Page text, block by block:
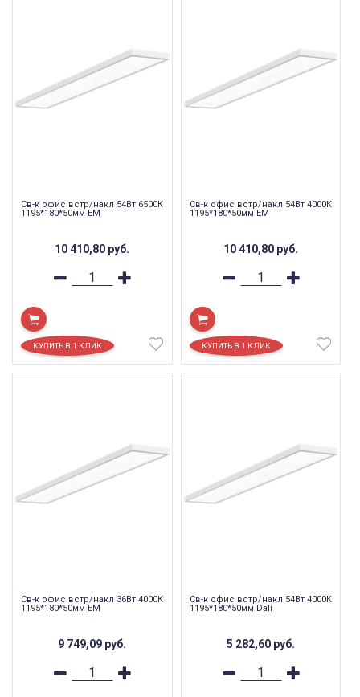
Св-к офис встр/накл 54Вт 6500К
1195*180*50мм EM
10 410,80 руб.
Св-к офис встр/накл 54Вт 4000К
1195*180*50мм EM
10 410,80 руб.
Св-к офис встр/накл 36Вт 4000К
1195*180*50мм EM
9 749,09 руб.
Св-к офис встр/накл 54Вт 4000К
1195*180*50мм Dali
5 282,60 руб.